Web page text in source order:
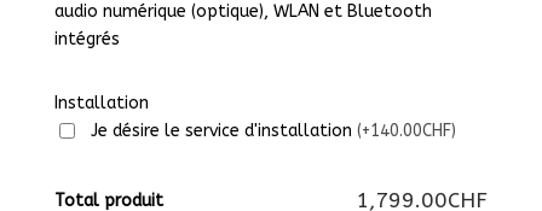
audio numérique (optique), WLAN et Bluetooth
intégrés
Installation
Je désire le service d'installation (+140.00CHF)
Total produit 1,799.00CHF